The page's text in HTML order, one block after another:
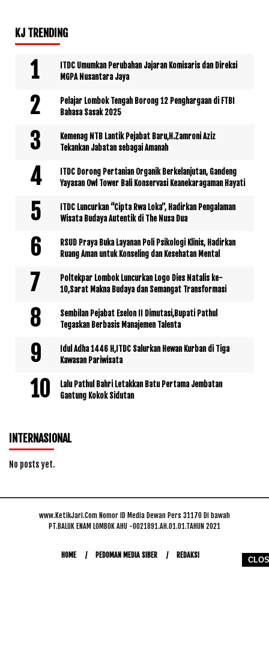
KJ TRENDING
ITDC Umumkan Perubahan Jajaran Komisaris dan Direksi
MGPA Nusantara Jaya
Pelajar Lombok Tengah Borong 12 Penghargaan di FTBI
Bahasa Sasak 2025
Kemenag NTB Lantik Pejabat Baru,H.Zamroni Aziz
Tekankan Jabatan sebagai Amanah
ITDC Dorong Pertanian Organik Berkelanjutan, Gandeng
Yayasan Owl Tower Bali Konservasi Keanekaragaman Hayati
ITDC Luncurkan “Cipta Rwa Loka”, Hadirkan Pengalaman
Wisata Budaya Autentik di The Nusa Dua
RSUD Praya Buka Layanan Poli Psikologi Klinis, Hadirkan
Ruang Aman untuk Konseling dan Kesehatan Mental
Poltekpar Lombok Luncurkan Logo Dies Natalis ke-
10,Sarat Makna Budaya dan Semangat Transformasi
Sembilan Pejabat Eselon II Dimutasi,Bupati Pathul
Tegaskan Berbasis Manajemen Talenta
Idul Adha 1446 H,ITDC Salurkan Hewan Kurban di Tiga
Kawasan Pariwisata
Lalu Pathul Bahri Letakkan Batu Pertama Jembatan
Gantung Kokok Sidutan
INTERNASIONAL
No posts yet.
www.KetikJari.Com Nomor ID Media Dewan Pers 31170 Di bawah
PT.BALUK ENAM LOMBOK AHU -0021891.AH.01.01.TAHUN 2021
HOME PEDOMAN MEDIA SIBER REDAKSI